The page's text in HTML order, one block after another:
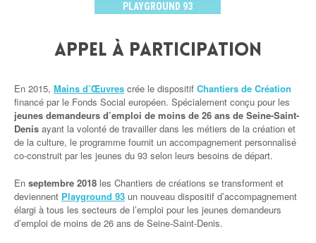
PLAYGROUND 93
Appel à participation
En 2015, Mains d’Œuvres crée le dispositif Chantiers de Création
financé par le Fonds Social européen. Spécialement conçu pour les
jeunes demandeurs d’emploi de moins de 26 ans de Seine-Saint-
Denis ayant la volonté de travailler dans les métiers de la création et
de la culture, le programme fournit un accompagnement personnalisé
co-construit par les jeunes du 93 selon leurs besoins de départ.
En septembre 2018 les Chantiers de créations se transforment et
deviennent Playground 93 un nouveau dispositif d’accompagnement
élargi à tous les secteurs de l’emploi pour les jeunes demandeurs
d’emploi de moins de 26 ans de Seine-Saint-Denis.